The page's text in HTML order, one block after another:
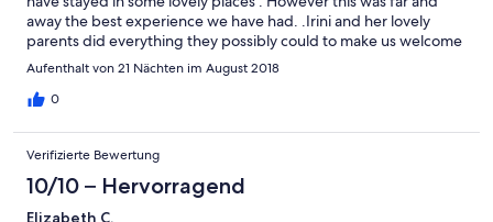
away the best experience we have had. .Irini and her lovely
parents did everything they possibly could to make us welcome
providing a delicious home cooked meal on our arrival and
bringing us wine olive oil cakes and scrumpy cakes. The villa was
stylish but comfortable with everything you could possibly need
buzzards circle and the swallows diving for a drink .The peace
and quiet was a wonderful gift for us (Living in Central London)
and the views were spectacular. We havent visited Crete for
many years and had forgotten how hospitable generous and
Aufenthalt von 21 Nächten im August 2018
0
Verifizierte Bewertung
10/10 – Hervorragend
Elizabeth C.